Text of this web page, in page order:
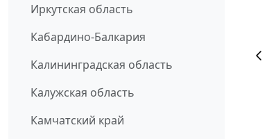
Иркутская область
Кабардино-Балкария
Калининградская область
Калужская область
Камчатский край